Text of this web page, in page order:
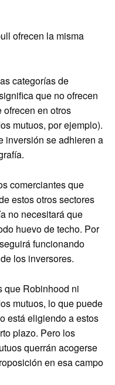
ofrecen la misma
categorías de
que no ofrecen
ofrecen en otros
mutuos, por ejemplo).
inversión se adhieren a
comerciantes que
estos otros sectores
no necesitará que
huevo de techo. Por
funcionando
los inversores.
que Robinhood ni
mutuos, lo que puede
está eligiendo a estos
plazo. Pero los
querrán acogerse
en esa campo